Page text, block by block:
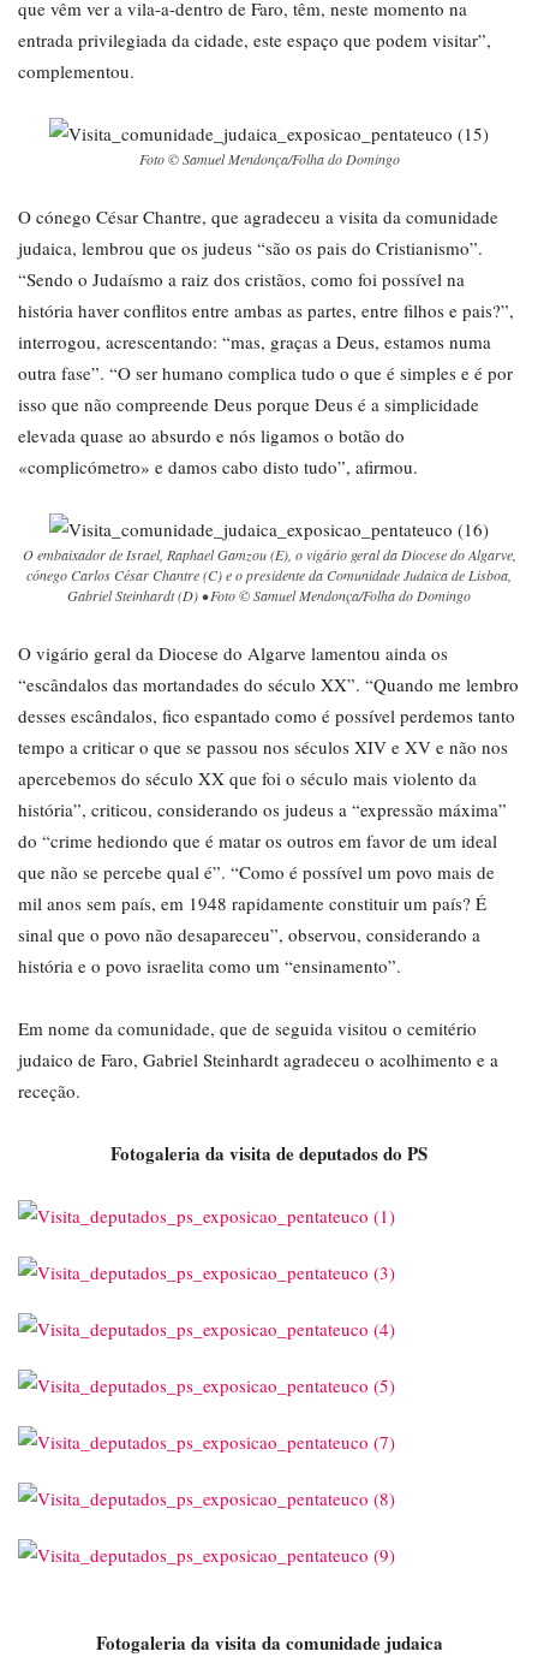
que vêm ver a vila-a-dentro de Faro, têm, neste momento na
entrada privilegiada da cidade, este espaço que podem visitar”,
complementou.
Foto © Samuel Mendonça/Folha do Domingo
O cónego César Chantre, que agradeceu a visita da comunidade
judaica, lembrou que os judeus “são os pais do Cristianismo”.
“Sendo o Judaísmo a raiz dos cristãos, como foi possível na
história haver conflitos entre ambas as partes, entre filhos e pais?”,
interrogou, acrescentando: “mas, graças a Deus, estamos numa
outra fase”. “O ser humano complica tudo o que é simples e é por
isso que não compreende Deus porque Deus é a simplicidade
elevada quase ao absurdo e nós ligamos o botão do
«complicómetro» e damos cabo disto tudo”, afirmou.
O embaixador de Israel, Raphael Gamzou (E), o vigário geral da Diocese do Algarve,
cónego Carlos César Chantre (C) e o presidente da Comunidade Judaica de Lisboa,
Gabriel Steinhardt (D) • Foto © Samuel Mendonça/Folha do Domingo
O vigário geral da Diocese do Algarve lamentou ainda os
“escândalos das mortandades do século XX”. “Quando me lembro
desses escândalos, fico espantado como é possível perdemos tanto
tempo a criticar o que se passou nos séculos XIV e XV e não nos
apercebemos do século XX que foi o século mais violento da
história”, criticou, considerando os judeus a “expressão máxima”
do “crime hediondo que é matar os outros em favor de um ideal
que não se percebe qual é”. “Como é possível um povo mais de
mil anos sem país, em 1948 rapidamente constituir um país? É
sinal que o povo não desapareceu”, observou, considerando a
história e o povo israelita como um “ensinamento”.
Em nome da comunidade, que de seguida visitou o cemitério
judaico de Faro, Gabriel Steinhardt agradeceu o acolhimento e a
receção.
Fotogaleria da visita de deputados do PS
Fotogaleria da visita da comunidade judaica